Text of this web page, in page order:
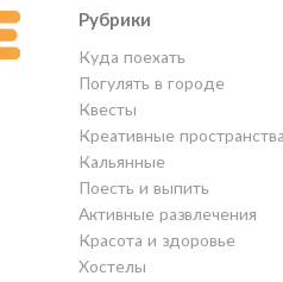
Рубрики
Куда поехать
Погулять в городе
Квесты
Креативные пространства
Кальянные
Поесть и выпить
Активные развлечения
Красота и здоровье
Хостелы